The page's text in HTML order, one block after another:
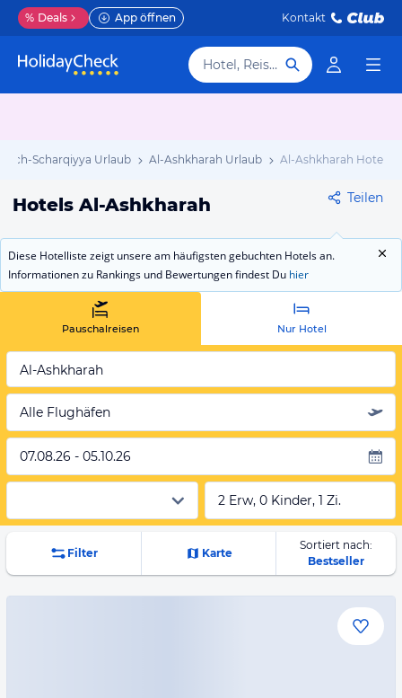
% Deals App öffnen Kontakt
Hotel, Reiseziel
Scharqiyya Urlaub Al-Ashkharah Urlaub Al-Ashkharah Hotels
Hotels Al-Ashkharah Teilen
Diese Hotelliste zeigt unsere am häufigsten gebuchten Hotels an.
Informationen zu Rankings und Bewertungen findest Du hier
Pauschalreisen Nur Hotel
Al-Ashkharah
Alle Flughäfen
07.08.26 - 05.10.26
2 Erw, 0 Kinder, 1 Zi.
Filter Karte
Sortiert nach:
Bestseller